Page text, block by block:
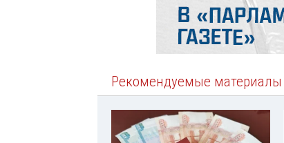
Рекомендуемые материалы